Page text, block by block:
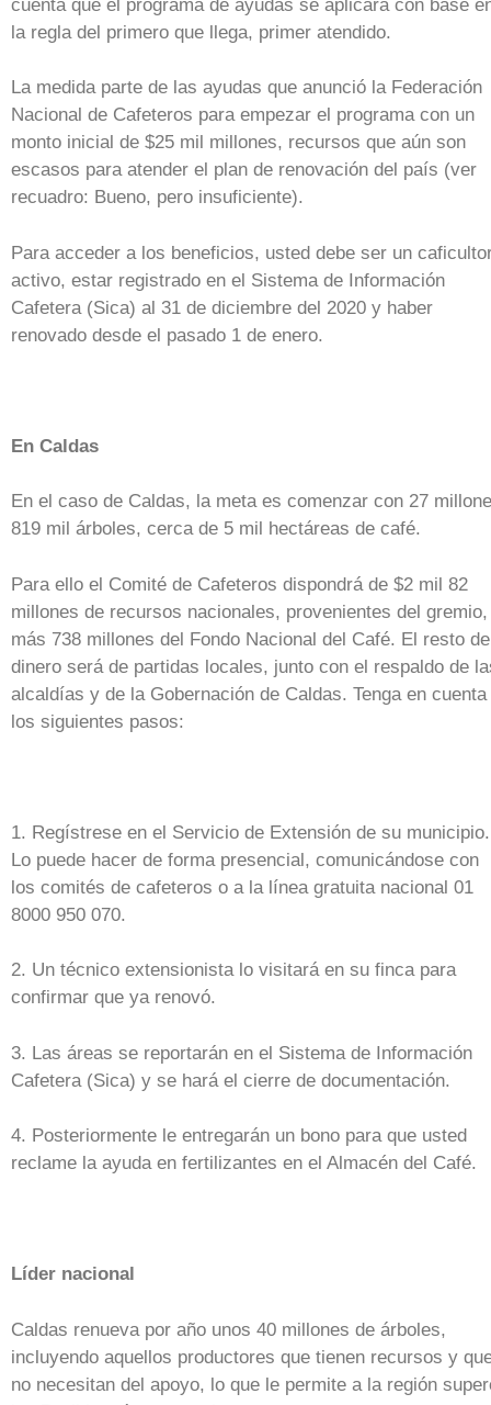
cuenta que el programa de ayudas se aplicará con base
la regla del primero que llega, primer atendido.
La medida parte de las ayudas que anunció la Federación
Nacional de Cafeteros para empezar el programa con un
monto inicial de $25 mil millones, recursos que aún son
escasos para atender el plan de renovación del país (ver
recuadro: Bueno, pero insuficiente).
Para acceder a los beneficios, usted debe ser un
activo, estar registrado en el Sistema de Información
Cafetera (Sica) al 31 de diciembre del 2020 y haber
renovado desde el pasado 1 de enero.
En Caldas
En el caso de Caldas, la meta es comenzar con 27
819 mil árboles, cerca de 5 mil hectáreas de café.
Para ello el Comité de Cafeteros dispondrá de $2 mil 82
millones de recursos nacionales, provenientes del gremio,
más 738 millones del Fondo Nacional del Café. El resto
dinero será de partidas locales, junto con el respaldo de
alcaldías y de la Gobernación de Caldas. Tenga en cuenta
los siguientes pasos:
1. Regístrese en el Servicio de Extensión de su municipio.
Lo puede hacer de forma presencial, comunicándose con
los comités de cafeteros o a la línea gratuita nacional 01
8000 950 070.
2. Un técnico extensionista lo visitará en su finca para
confirmar que ya renovó.
3. Las áreas se reportarán en el Sistema de Información
Cafetera (Sica) y se hará el cierre de documentación.
4. Posteriormente le entregarán un bono para que usted
reclame la ayuda en fertilizantes en el Almacén del Café.
Líder nacional
Caldas renueva por año unos 40 millones de árboles,
incluyendo aquellos productores que tienen recursos y
no necesitan del apoyo, lo que le permite a la región